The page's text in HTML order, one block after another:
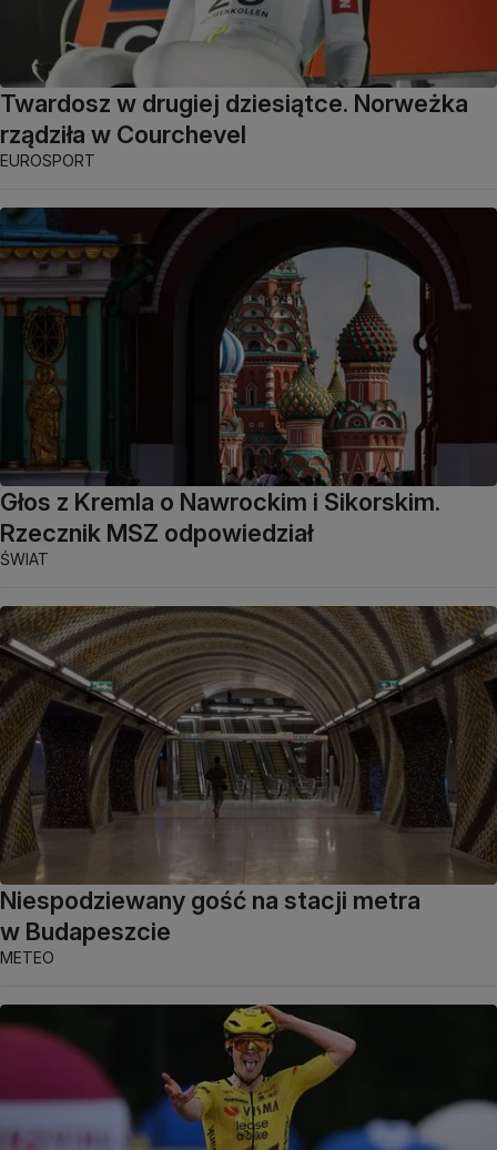
Twardosz w drugiej dziesiątce. Norweżka
rządziła w Courchevel
EUROSPORT
Głos z Kremla o Nawrockim i Sikorskim.
Rzecznik MSZ odpowiedział
ŚWIAT
Niespodziewany gość na stacji metra
w Budapeszcie
METEO